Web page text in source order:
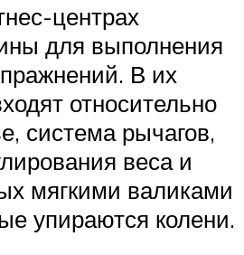
центрах
для выполнения
В их
относительно
система рычагов,
веса и
мягкими валиками
упираются колени.